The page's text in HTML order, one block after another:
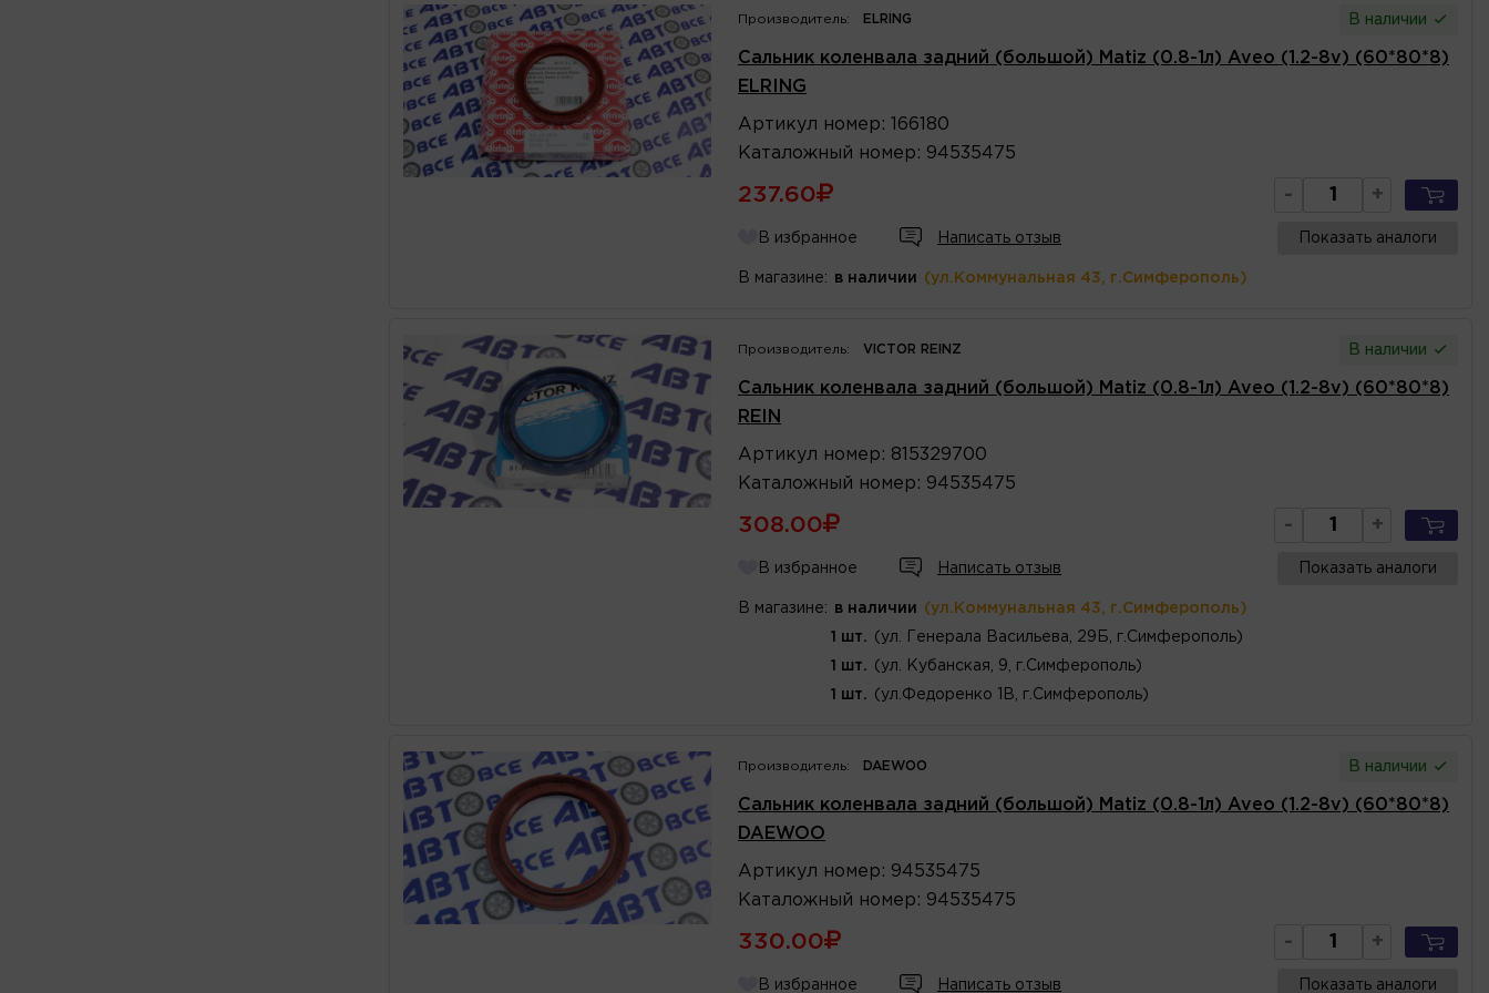
Производитель: ELRING В наличии
Сальник коленвала задний (большой) Matiz (0.8-1л) Aveo (1.2-8v) (60*80*8)
ELRING
Артикул номер : 166180
Каталожный номер : 94535475
237.60 - +
В избранное Написать отзыв Показать аналоги
В магазине: в наличии (ул.Коммунальная 43, г.Симферополь)
Производитель: VICTOR REINZ В наличии
Сальник коленвала задний (большой) Matiz (0.8-1л) Aveo (1.2-8v) (60*80*8)
REIN
Артикул номер : 815329700
Каталожный номер : 94535475
308.00 - +
В избранное Написать отзыв Показать аналоги
В магазине: в наличии (ул.Коммунальная 43, г.Симферополь)
1 шт. (ул. Генерала Васильева, 29Б, г.Симферополь)
1 шт. (ул. Кубанская, 9, г.Симферополь)
1 шт. (ул.Федоренко 1В, г.Симферополь)
Производитель: DAEWOO В наличии
Сальник коленвала задний (большой) Matiz (0.8-1л) Aveo (1.2-8v) (60*80*8)
DAEWOO
Артикул номер : 94535475
Каталожный номер : 94535475
330.00 - +
В избранное Написать отзыв Показать аналоги